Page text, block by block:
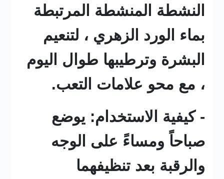
النشطة المنشطة المرتبطة
بماء الورد الزهري ، لتنعيم
البشرة وترطيبها طوال اليوم
، مع محو علامات التعب.
- كيفية الاستخدام: يوضع
صباحاً ومساءً على الوجه
والرقبة بعد تنظيفهما